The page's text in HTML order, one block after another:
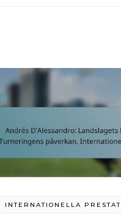
INTERNATIONELLA